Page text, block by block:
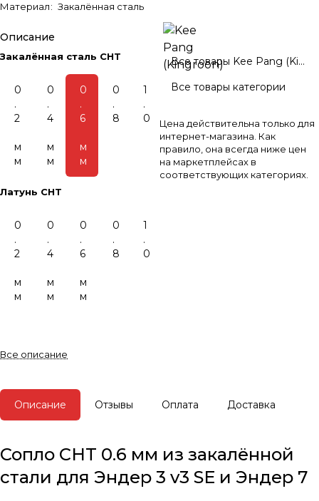
Материал: Закалённая сталь
Описание
Закалённая сталь CHT
0
.
2
м
м
0
.
4
м
м
0
.
6
м
м
0
.
8
1
.
0
Латунь CHT
0
.
2
м
м
0
.
4
м
м
0
.
6
м
м
0
.
8
1
.
0
Все описание
Все товары Kee Pang (Kingroon)
Все товары категории
Цена действительна только для
интернет-магазина. Как
правило, она всегда ниже цен
на маркетплейсах в
соответствующих категориях.
Описание Отзывы Оплата Доставка
Сопло CHT 0.6 мм из закалённой
стали для Эндер 3 v3 SE и Эндер 7